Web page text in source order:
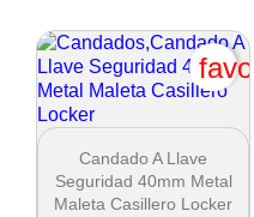
 Vista rápida
Candado A Llave
Seguridad 40mm Metal
Maleta Casillero Locker